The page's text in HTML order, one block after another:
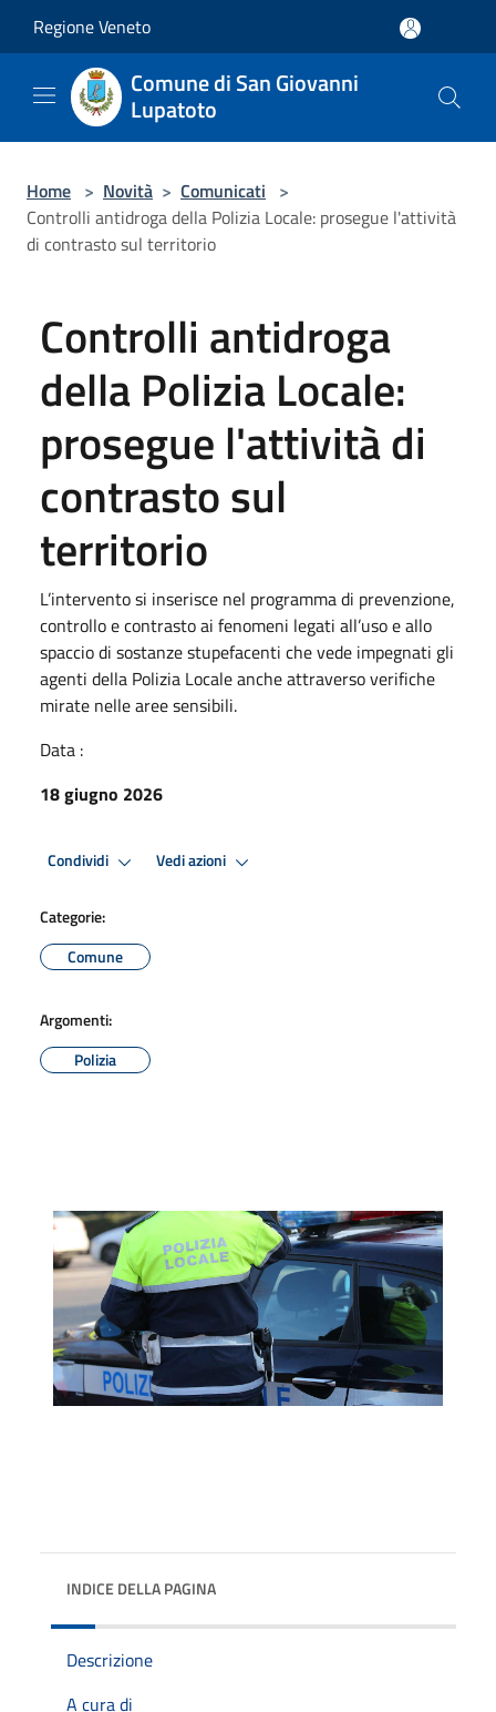
Regione Veneto
Comune di San Giovanni
Lupatoto
Home > Novità > Comunicati >
Controlli antidroga della Polizia Locale: prosegue l'attività
di contrasto sul territorio
Controlli antidroga
della Polizia Locale:
prosegue l'attività di
contrasto sul
territorio
L’intervento si inserisce nel programma di prevenzione,
controllo e contrasto ai fenomeni legati all’uso e allo
spaccio di sostanze stupefacenti che vede impegnati gli
agenti della Polizia Locale anche attraverso verifiche
mirate nelle aree sensibili.
Data :
18 giugno 2026
Condividi Vedi azioni
Categorie:
Comune
Argomenti:
Polizia
INDICE DELLA PAGINA
Descrizione
A cura di